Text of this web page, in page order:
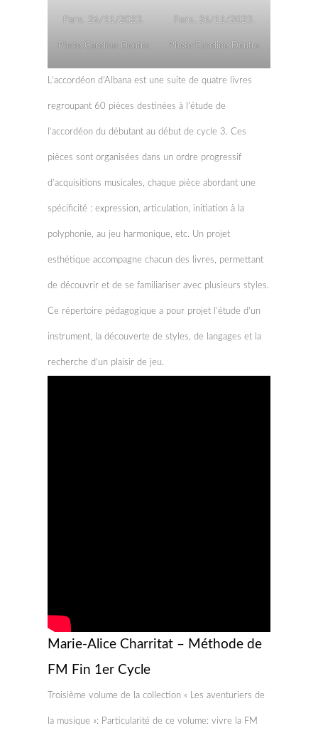
Paris, 26/11/2023.
Photo Caroline Doutre
Paris, 26/11/2023.
Photo Caroline Doutre
L’accordéon d’Albana est une suite de quatre livres
regroupant 60 pièces destinées à l’étude de
l’accordéon du débutant au début de cycle 3. Ces
pièces sont organisées dans un ordre progressif
d’acquisitions musicales, chaque pièce abordant une
spécificité : expression, articulation, initiation à la
polyphonie, au jeu harmonique, etc. Un projet
esthétique accompagne chacun des livres, permettant
de découvrir et de se familiariser avec plusieurs styles.
Ce répertoire pédagogique a pour projet l’étude d’un
instrument, la découverte de styles, de langages et la
recherche d’un plaisir de jeu.
Marie-Alice Charritat – Méthode de
FM Fin 1er Cycle
Troisième volume de la collection « Les aventuriers de
la musique »: Particularité de ce volume: vivre la FM